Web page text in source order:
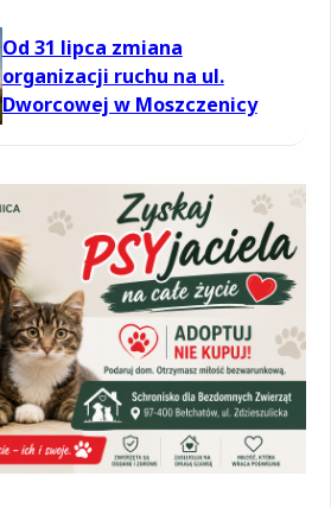
Od 31 lipca zmiana
organizacji ruchu na ul.
Dworcowej w Moszczenicy